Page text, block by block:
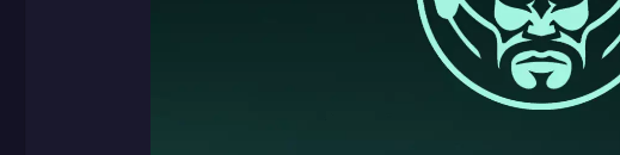
带上你的促销代码
只需抓取区域并将促销代码复制到剪